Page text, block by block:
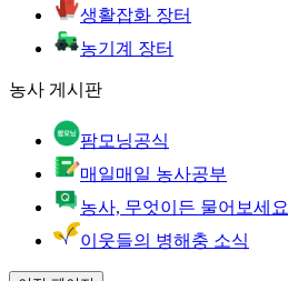
생활잡화 장터
농기계 장터
농사 게시판
팜모닝공식
매일매일 농사공부
농사, 무엇이든 물어보세요
이웃들의 병해충 소식